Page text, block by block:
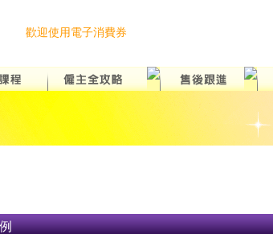
歡迎使用電子消費券